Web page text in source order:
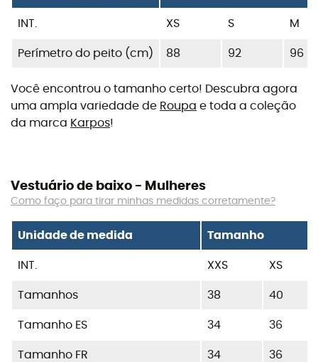
INT. XS S M
Perímetro do peito (cm) 88 92 96
Você encontrou o tamanho certo! Descubra agora
uma ampla variedade de Roupa e toda a coleção
da marca Karpos!
Vestuário de baixo - Mulheres
Como faço para tirar minhas medidas corretamente?
Unidade de medida Tamanho
INT. XXS XS
Tamanhos 38 40
Tamanho ES 34 36
Tamanho FR 34 36